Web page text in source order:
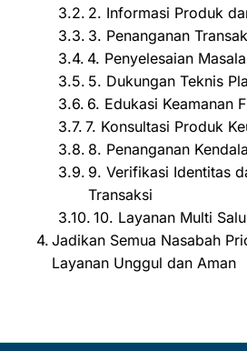
2. Informasi Produk
3. Penanganan
4. Penyelesaian
5. Dukungan Teknis
6. Edukasi Keamanan
7. Konsultasi Produk
8. Penanganan
9. Verifikasi Identitas
Transaksi
10. Layanan Multi
Jadikan Semua Nasabah
Layanan Unggul dan Aman